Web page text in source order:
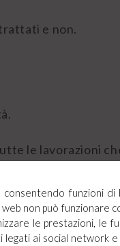
e non.
le lavorazioni
funzioni di
non può funzionare
le prestazioni, le
ai social network e